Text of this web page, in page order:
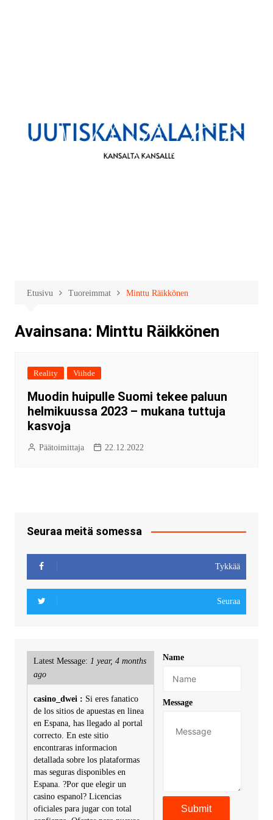
Etusivu Tuoreimmat Minttu Räikkönen
Avainsana: Minttu Räikkönen
Reality Viihde
Muodin huipulle Suomi tekee paluun
helmikuussa 2023 – mukana tuttuja
kasvoja
Päätoimittaja 22.12.2022
Seuraa meitä somessa
Tykkää
Seuraa
Latest Message: 1 year, 4 months
ago
casino_dwei : Si eres fanatico
de los sitios de apuestas en linea
en Espana, has llegado al portal
correcto. En este sitio
encontraras informacion
detallada sobre los plataformas
mas seguras disponibles en
Espana. ?Por que elegir un
casino espanol? Licencias
oficiales para jugar con total
Name
Message